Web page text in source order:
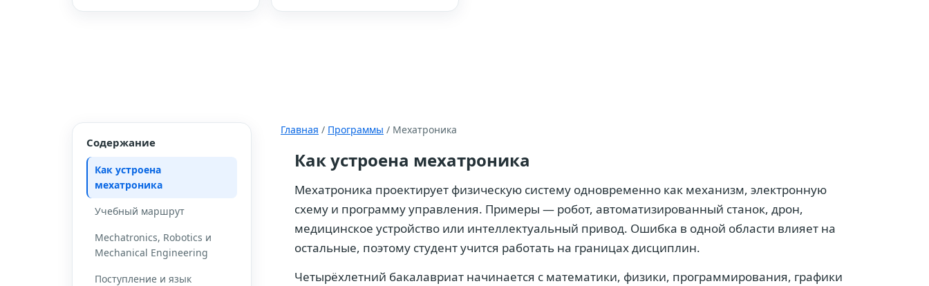
Содержание
Как устроена
мехатроника
Учебный маршрут
Mechatronics, Robotics и
Mechanical Engineering
Поступление и язык
Главная / Программы / Мехатроника
Как устроена мехатроника
Мехатроника проектирует физическую систему одновременно как механизм, электронную
схему и программу управления. Примеры — робот, автоматизированный станок, дрон,
медицинское устройство или интеллектуальный привод. Ошибка в одной области влияет на
остальные, поэтому студент учится работать на границах дисциплин.
Четырёхлетний бакалавриат начинается с математики, физики, программирования, графики